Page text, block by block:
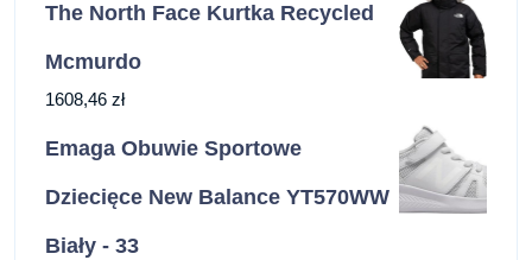
The North Face Kurtka Recycled
Mcmurdo
1608,46 zł
Emaga Obuwie Sportowe
Dziecięce New Balance YT570WW
Biały - 33